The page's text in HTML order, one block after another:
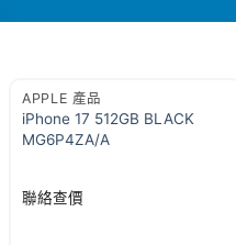
APPLE 產品
iPhone 17 512GB BLACK
MG6P4ZA/A
聯絡查價